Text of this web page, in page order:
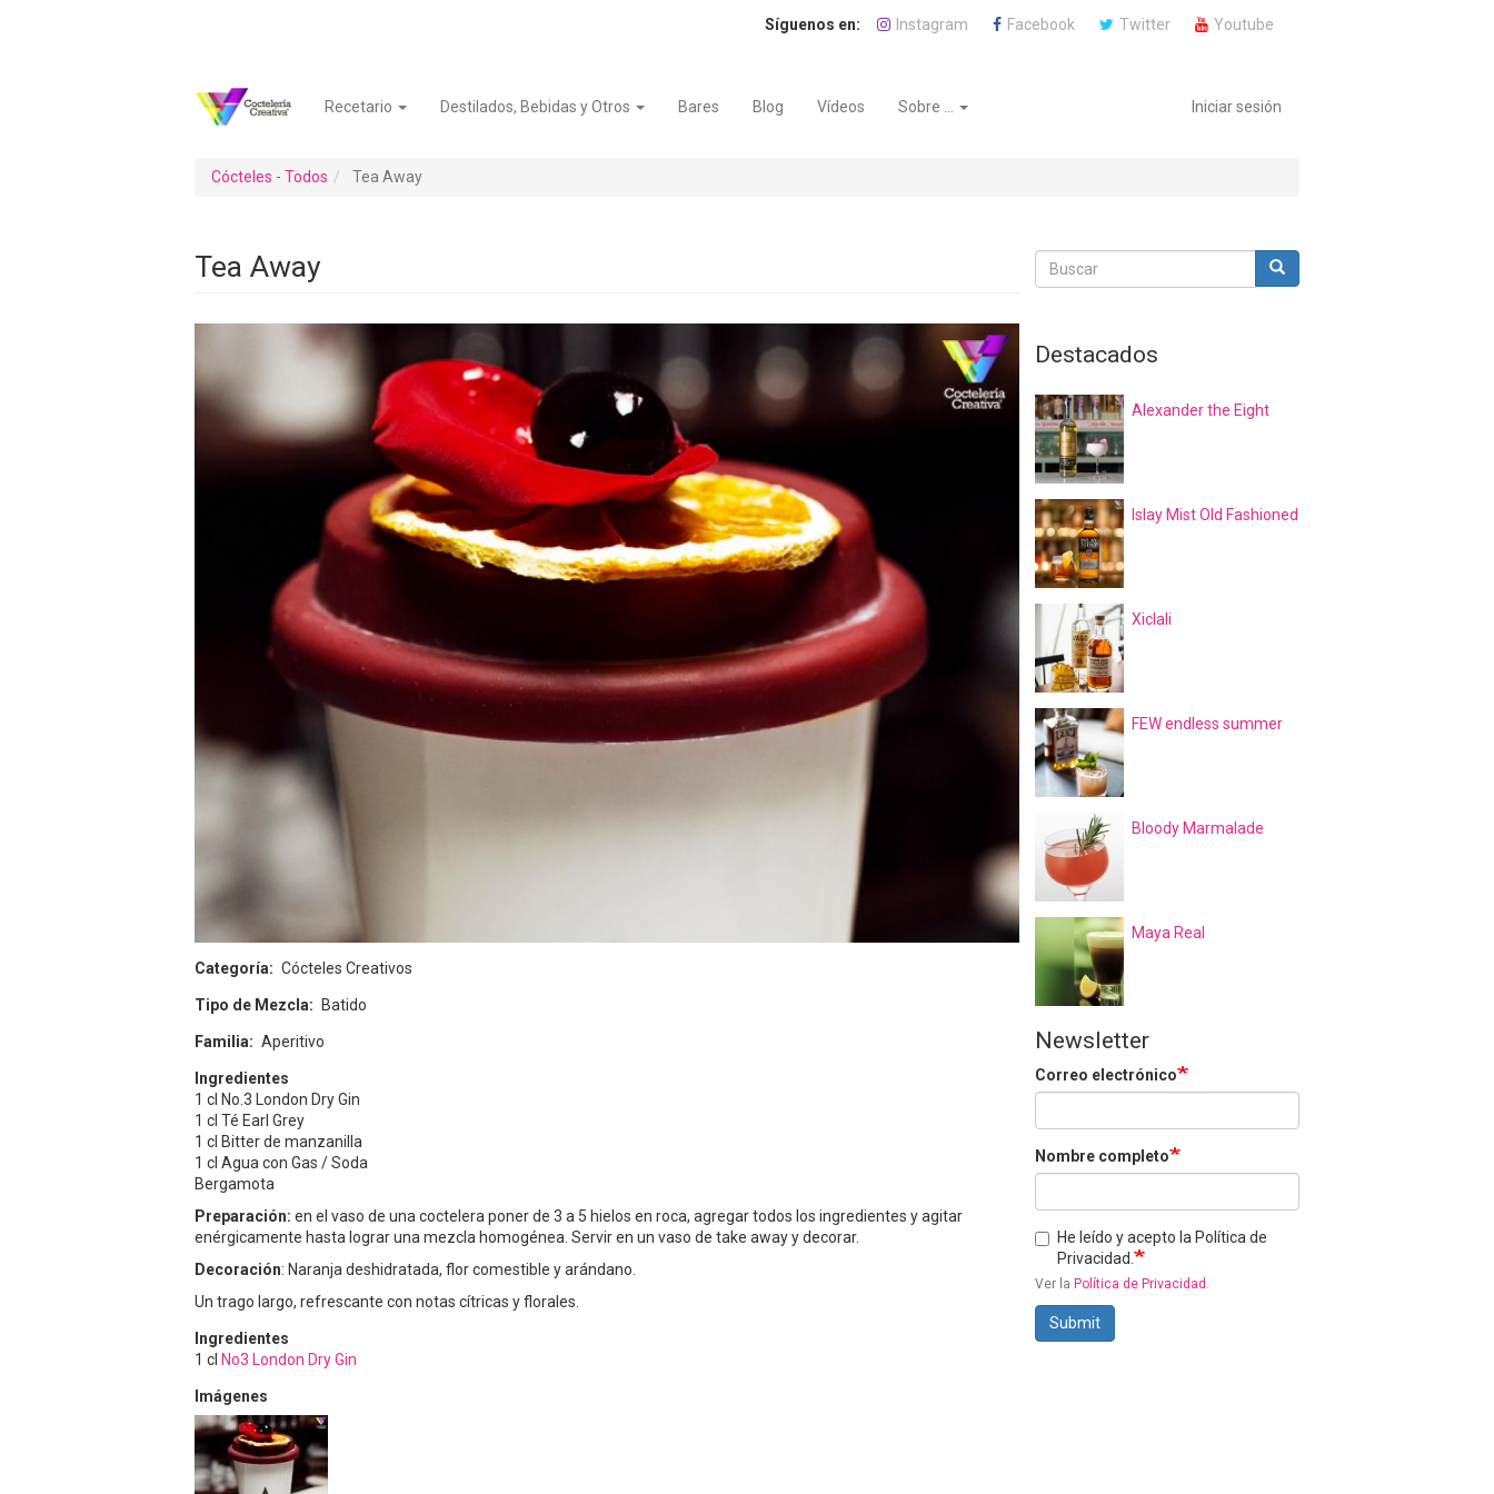
Instagram Facebook Twitter Youtube
NavegaciónRecetario Destilados, Bebidas y Otros Bares Blog Vídeos Sobre ...
Menú
cuenta
de
Iniciar sesión
Cócteles - Todos Tea Away
Tea Away
Categoría Cócteles Creativos
Tipo de Mezcla Batido
Familia Aperitivo
Ingredientes
1 cl No.3 London Dry Gin
1 cl Té Earl Grey
1 cl Bitter de manzanilla
1 cl Agua con Gas / Soda
Bergamota
Preparación: en el vaso de una coctelera poner de 3 a 5 hielos en roca, agregar todos los ingredientes y agitar
enérgicamente hasta lograr una mezcla homogénea. Servir en un vaso de take away y decorar.
Decoración: Naranja deshidratada, flor comestible y arándano.
Un trago largo, refrescante con notas cítricas y florales.
Ingredientes
1 cl No3 London Dry Gin
Imágenes
Buscar
Buscar Buscar
Destacados
Alexander the Eight
Islay Mist Old Fashioned
Xiclali
FEW endless summer
Bloody Marmalade
Maya Real
Newsletter
Correo electrónico
Nombre completo
He leído y acepto la Política de
Privacidad.
Ver la Política de Privacidad .
Submit